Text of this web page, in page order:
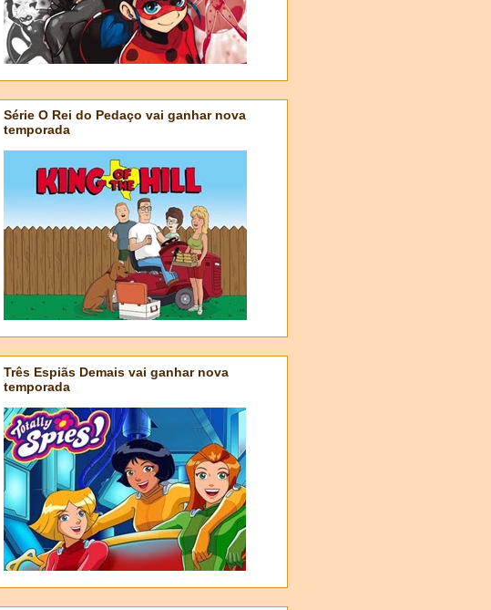
Série O Rei do Pedaço vai ganhar nova
temporada
Três Espiãs Demais vai ganhar nova
temporada